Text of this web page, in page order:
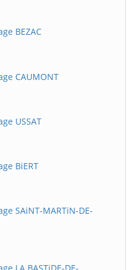
BEZAC
CAUMONT
USSAT
BiERT
SAiNT-MARTiN-DE-
LA BASTiDE-DE-
BatiWebPro